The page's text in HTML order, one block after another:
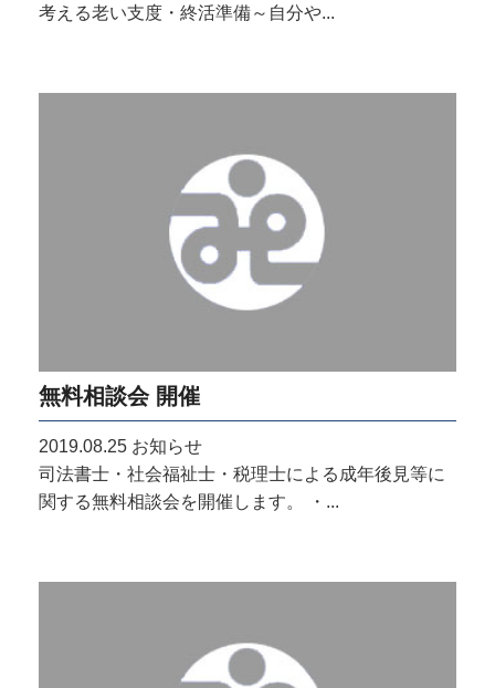
考える老い支度・終活準備～自分や...
無料相談会 開催
2019.08.25 お知らせ
司法書士・社会福祉士・税理士による成年後見等に
関する無料相談会を開催します。 ・...